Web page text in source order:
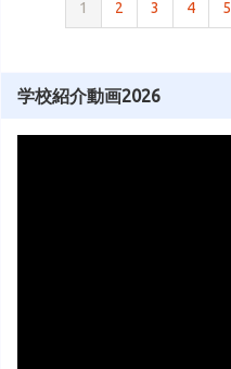
1 2 3 4 5
学校紹介動画2026